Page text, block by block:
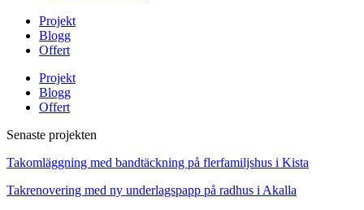
Projekt
Blogg
Offert
Projekt
Blogg
Offert
Senaste projekten
Takomläggning med bandtäckning på flerfamiljshus i Kista
Takrenovering med ny underlagspapp på radhus i Akalla